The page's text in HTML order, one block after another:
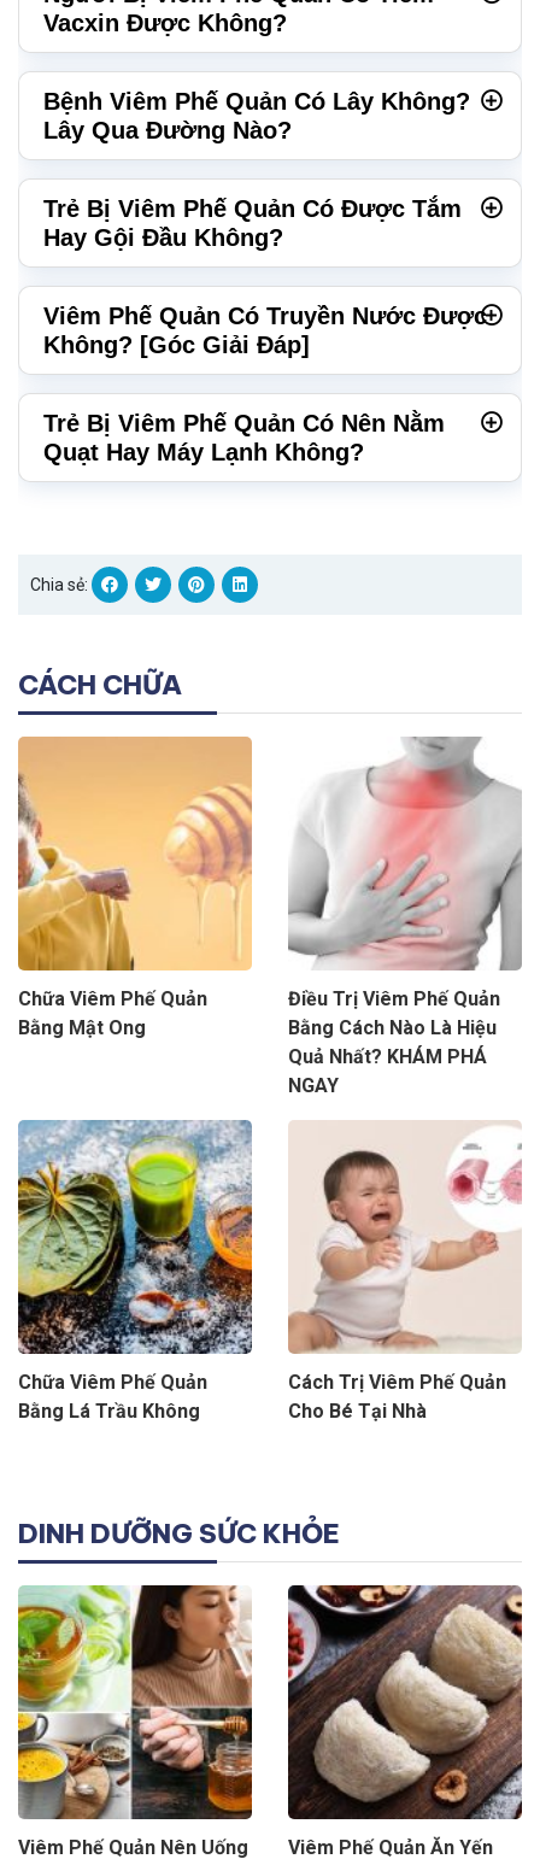
Vacxin Được Không?
Bệnh Viêm Phế Quản Có Lây Không?
Lây Qua Đường Nào?
Trẻ Bị Viêm Phế Quản Có Được Tắm
Hay Gội Đầu Không?
Viêm Phế Quản Có Truyền Nước Được
Không? [Góc Giải Đáp]
Trẻ Bị Viêm Phế Quản Có Nên Nằm
Quạt Hay Máy Lạnh Không?
Chia sẻ:
CÁCH CHỮA
Chữa Viêm Phế Quản
Bằng Mật Ong
Điều Trị Viêm Phế Quản
Bằng Cách Nào Là Hiệu
Quả Nhất? KHÁM PHÁ
NGAY
Chữa Viêm Phế Quản
Bằng Lá Trầu Không
Cách Trị Viêm Phế Quản
Cho Bé Tại Nhà
DINH DƯỠNG SỨC KHỎE
Viêm Phế Quản Nên Uống Viêm Phế Quản Ăn Yến